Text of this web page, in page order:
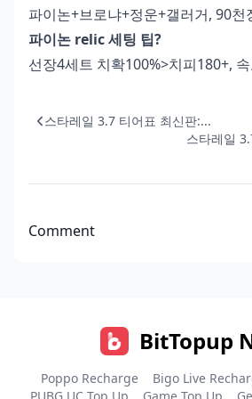
파이논+브로냐+정운+갤러거, 90천
파이논 relic 세팅 팁?
선장4세트 치확100%>치피180+,
스타레일 3.7 티어표 최신판:...
스타레일
Comment
BitTopup
Poppo Recharge Bigo Live